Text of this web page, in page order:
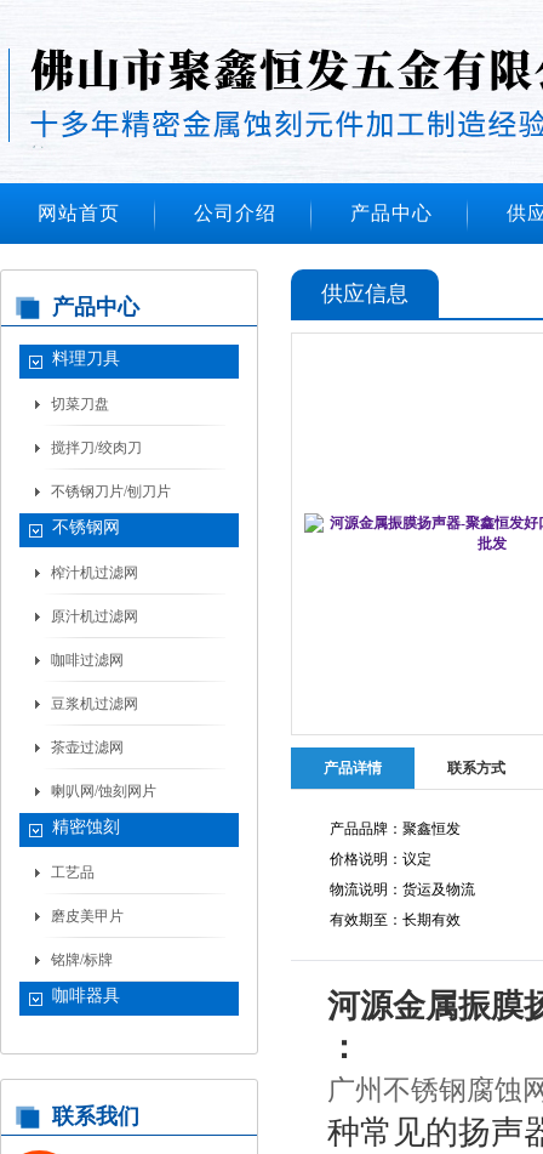
网站首页 公司介绍 产品中心 供
产品中心
料理刀具
切菜刀盘
搅拌刀/绞肉刀
不锈钢刀片/刨刀片
不锈钢网
榨汁机过滤网
原汁机过滤网
咖啡过滤网
豆浆机过滤网
茶壶过滤网
喇叭网/蚀刻网片
精密蚀刻
工艺品
磨皮美甲片
铭牌/标牌
咖啡器具
联系我们
供应信息
产品详情 联系方式
产品品牌：聚鑫恒发
价格说明：议定
物流说明：货运及物流
有效期至：长期有效
河源金属振膜
：
广州不锈钢腐蚀
种常见的扬声